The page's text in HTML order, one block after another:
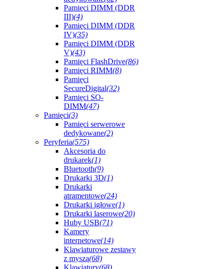
Pamięci DIMM (DDR
III)(4)
Pamięci DIMM (DDR
IV)(35)
Pamięci DIMM (DDR
V)(43)
Pamięci FlashDrive(86)
Pamięci RIMM(8)
Pamięci
SecureDigital(32)
Pamięci SO-
DIMM(47)
Pamięci(3)
Pamięci serwerowe
dedykowane(2)
Peryferia(575)
Akcesoria do
drukarek(1)
Bluetooth(9)
Drukarki 3D(1)
Drukarki
atramentowe(24)
Drukarki igłowe(1)
Drukarki laserowe(20)
Huby USB(71)
Kamery
internetowe(14)
Klawiaturowe zestawy
z myszą(68)
Klawiatury(68)